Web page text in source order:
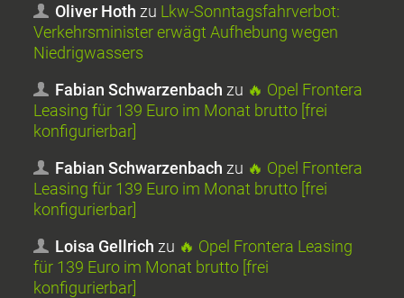
Oliver Hoth zu Lkw-Sonntagsfahrverbot:
Verkehrsminister erwägt Aufhebung wegen
Niedrigwassers
Fabian Schwarzenbach zu 🔥 Opel Frontera
Leasing für 139 Euro im Monat brutto [frei
konfigurierbar]
Fabian Schwarzenbach zu 🔥 Opel Frontera
Leasing für 139 Euro im Monat brutto [frei
konfigurierbar]
Loisa Gellrich zu 🔥 Opel Frontera Leasing
für 139 Euro im Monat brutto [frei
konfigurierbar]